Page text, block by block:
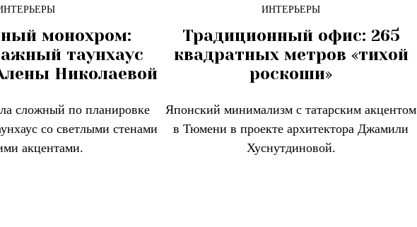
монохром:
таунхаус
Николаевой
сложный по планировке
со светлыми стенами
акцентами.
ИНТЕРЬЕРЫ
Традиционный офис: 265
квадратных метров «тихой
роскоши»
Японский минимализм с татарским акцентом
в Тюмени в проекте архитектора Джамили
Хуснутдиновой.